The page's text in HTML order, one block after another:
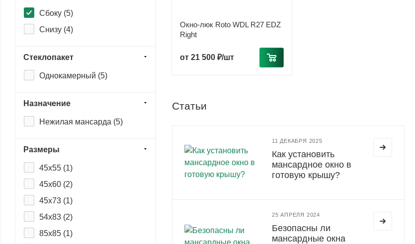
Окно-люк Roto WDL R27 EDZ
Right
от 21 500 ₽/шт
Статьи
11 ДЕКАБРЯ 2025
Как установить
мансардное окно в
готовую крышу?
25 АПРЕЛЯ 2024
Безопасны ли
мансардные окна
Сбоку (5)
Снизу (4)
Стеклопакет
Однокамерный (5)
Назначение
Нежилая мансарда (5)
Размеры
45x55 (1)
45x60 (2)
45x73 (1)
54x83 (2)
85x85 (1)